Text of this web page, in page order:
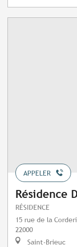
APPELER
Résidence
RÉSIDENCE
15 rue de la
22000
Saint-Brieuc